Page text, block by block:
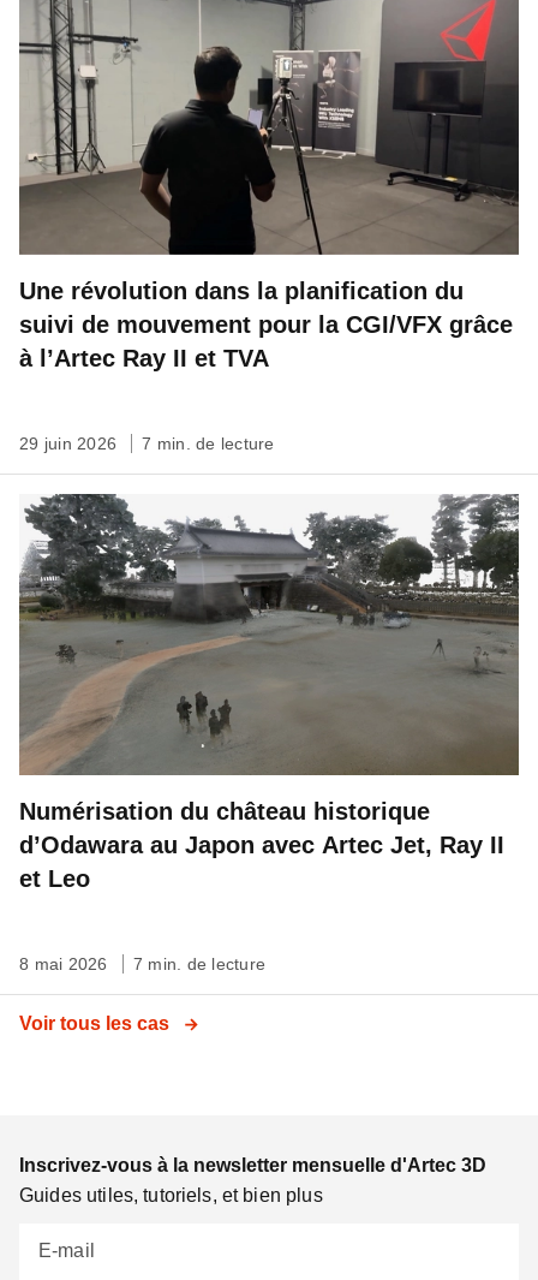
Une révolution dans la planification du
suivi de mouvement pour la CGI/VFX grâce
à l’Artec Ray II et TVA
29 juin 2026 7 min. de lecture
Numérisation du château historique
d’Odawara au Japon avec Artec Jet, Ray II
et Leo
8 mai 2026 7 min. de lecture
Voir tous les cas
Inscrivez-vous à la newsletter mensuelle d'Artec 3D
Guides utiles, tutoriels, et bien plus
E-mail